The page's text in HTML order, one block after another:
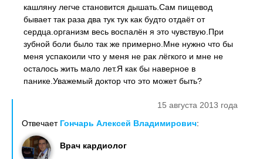
кашляну легче становится дышать.Сам пищевод
бывает так раза два тук тук как будто отдаёт от
сердца.организм весь воспалён я это чувствую.При
зубной боли было так же примерно.Мне нужно что бы
меня успакоили что у меня не рак лёгкого и мне не
осталось жить мало лет.Я как бы наверное в
панике.Уважемый доктор что это может быть?
15 августа 2013 года
Отвечает Гончарь Алексей Владимирович:
Врач кардиолог